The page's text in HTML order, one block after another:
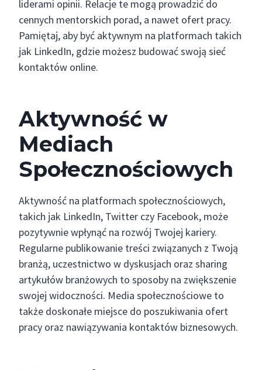
liderami opinii. Relacje te mogą prowadzić do
cennych mentorskich porad, a nawet ofert pracy.
Pamiętaj, aby być aktywnym na platformach takich
jak LinkedIn, gdzie możesz budować swoją sieć
kontaktów online.
Aktywność w
Mediach
Społecznościowych
Aktywność na platformach społecznościowych,
takich jak LinkedIn, Twitter czy Facebook, może
pozytywnie wpłynąć na rozwój Twojej kariery.
Regularne publikowanie treści związanych z Twoją
branżą, uczestnictwo w dyskusjach oraz sharing
artykułów branżowych to sposoby na zwiększenie
swojej widoczności. Media społecznościowe to
także doskonałe miejsce do poszukiwania ofert
pracy oraz nawiązywania kontaktów biznesowych.